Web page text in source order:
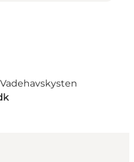
Vadehavskysten